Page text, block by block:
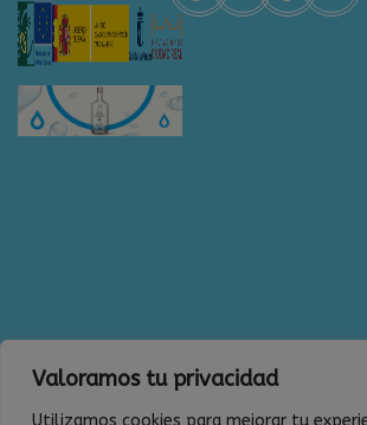
Valoramos tu privacidad
Utilizamos cookies para mejorar tu